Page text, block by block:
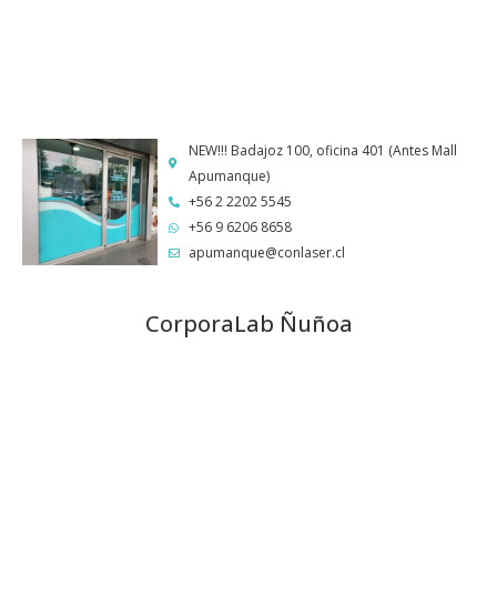
NEW!!! Badajoz 100, oficina 401 (Antes Mall
Apumanque)
+56 2 2202 5545
+56 9 6206 8658
apumanque@conlaser.cl
CorporaLab Ñuñoa